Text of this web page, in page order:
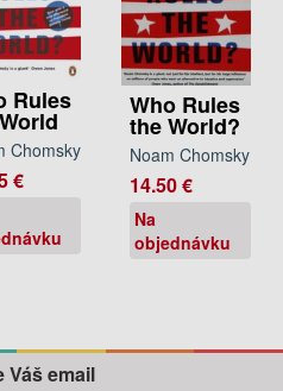
Rules
Chomsky
€
Who Rules
the World?
Noam Chomsky
14.50 €
Na
objednávku
Váš email